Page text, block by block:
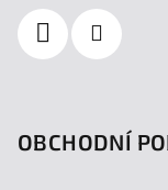
OBCHODNÍ